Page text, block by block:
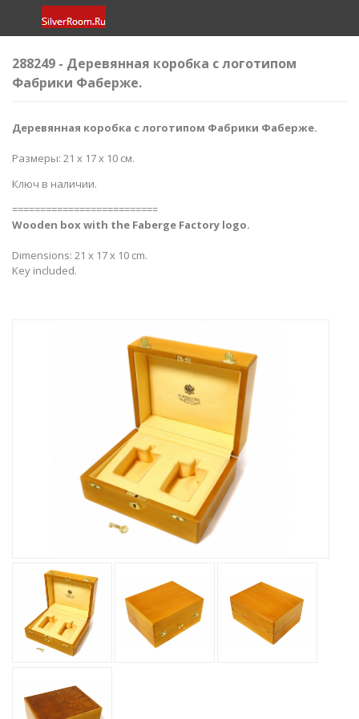
288249 - Деревянная коробка с логотипом
Фабрики Фаберже.
Деревянная коробка с логотипом Фабрики Фаберже.
Размеры: 21 х 17 х 10 см.
Ключ в наличии.
==========================
Wooden box with the Faberge Factory logo.
Dimensions: 21 x 17 x 10 cm.
Key included.